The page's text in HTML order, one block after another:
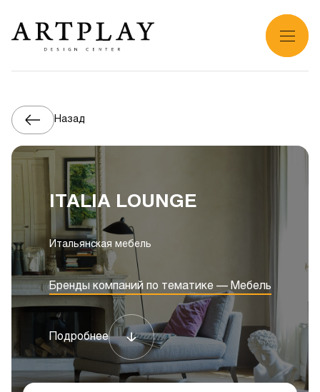
Назад
ITALIA LOUNGE
Итальянская мебель
Бренды компаний по тематике — Мебель
Подробнее